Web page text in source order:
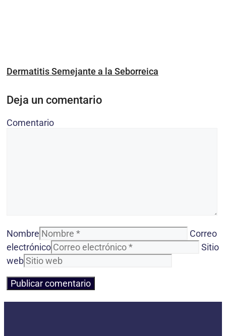
Dermatitis Semejante a la Seborreica
Deja un comentario
Comentario
Nombre
Correo
electrónico
Sitio
web